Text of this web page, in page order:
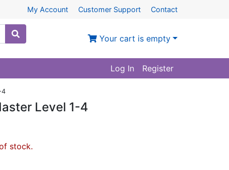
My Account Customer Support Contact
Your cart is empty
Log In Register
4
Level 1-4
stock.